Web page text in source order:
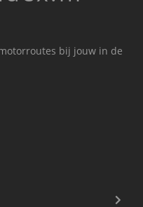
bij jouw in de